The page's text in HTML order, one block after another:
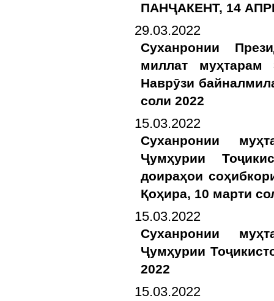
ПАНҶАКЕНТ, 14
29.03.2022
Суханронии
миллат
Наврӯзи
соли 2022
15.03.2022
Суханронии
Ҷумҳурии
доираҳои
Қоҳира, 10 марти
15.03.2022
Суханронии
Ҷумҳурии
2022
15.03.2022